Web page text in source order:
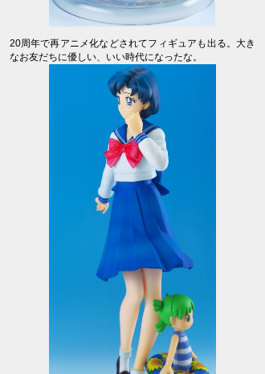
20周年で再アニメ化などされてフィギュアも出る。大き
なお友だちに優しい、いい時代になったな。